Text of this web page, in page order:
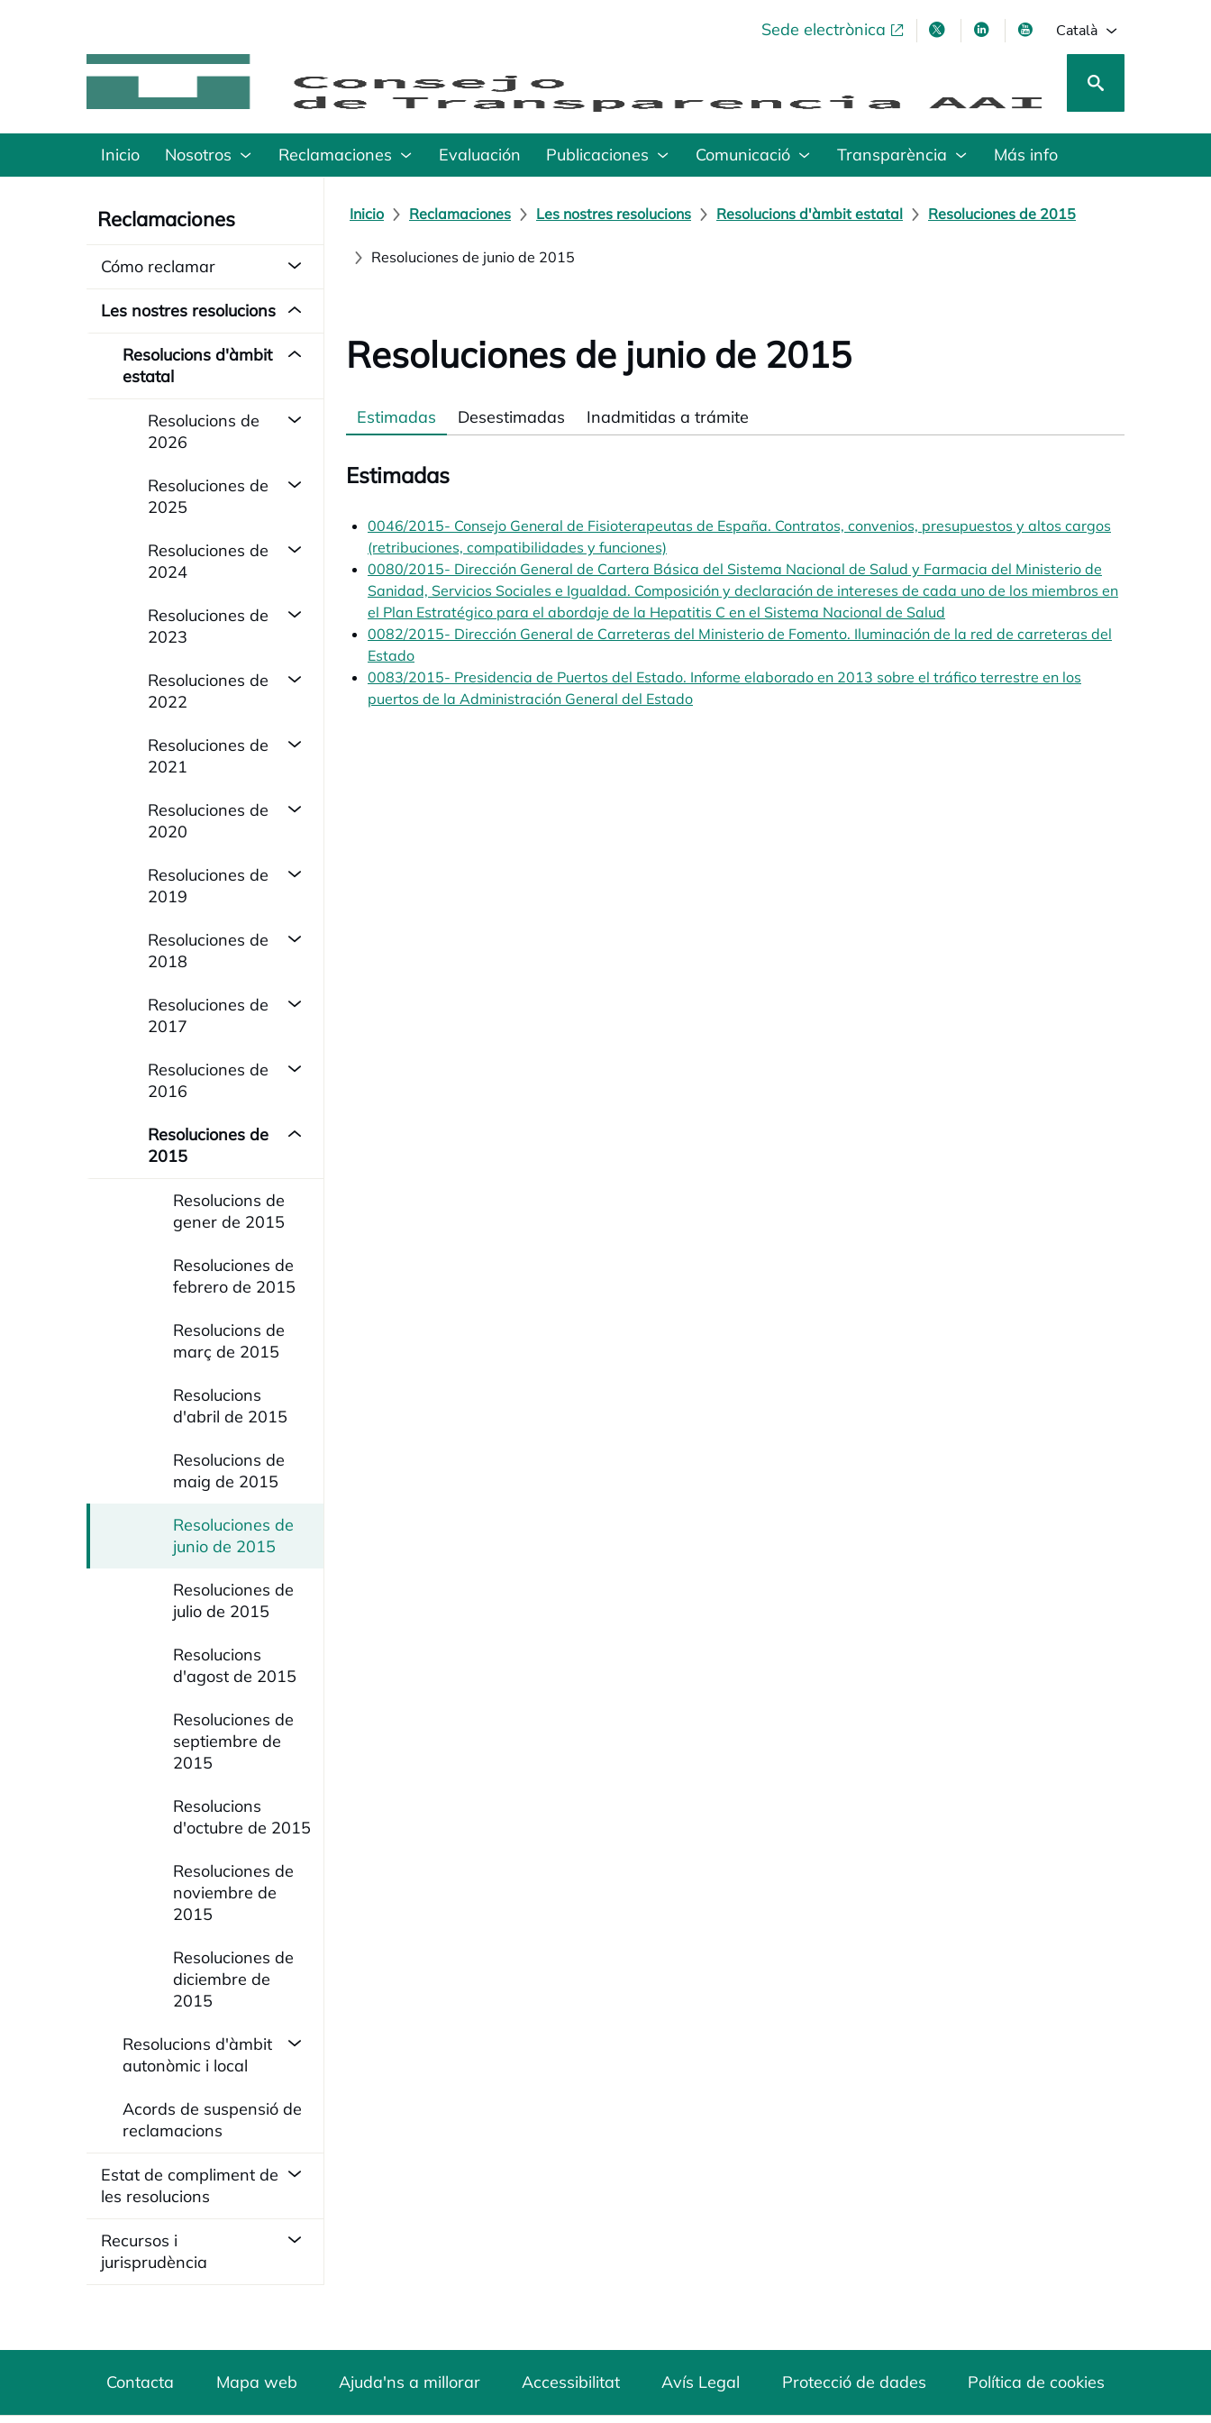
Sede electrònicaopens in a new tabopens in a new tab
opens in a new tab
opens in a new tab
Català
Inicio Nosotros Reclamaciones Evaluación Publicaciones Comunicació Transparència Más info
Reclamaciones
Cómo reclamar
Les nostres resolucions
Resolucions d'àmbit
estatal
Resolucions de
2026
Resoluciones de
2025
Resoluciones de
2024
Resoluciones de
2023
Resoluciones de
2022
Resoluciones de
2021
Resoluciones de
2020
Resoluciones de
2019
Resoluciones de
2018
Resoluciones de
2017
Resoluciones de
2016
Resoluciones de
2015
Resolucions de
gener de 2015
Resoluciones de
febrero de 2015
Resolucions de
març de 2015
Resolucions
d'abril de 2015
Resolucions de
maig de 2015
Resoluciones de
junio de 2015
Resoluciones de
julio de 2015
Resolucions
d'agost de 2015
Resoluciones de
septiembre de
2015
Resolucions
d'octubre de 2015
Resoluciones de
noviembre de
2015
Resoluciones de
diciembre de
2015
Resolucions d'àmbit
autonòmic i local
Acords de suspensió de
reclamacions
Estat de compliment de
les resolucions
Recursos i
jurisprudència
Inicio Reclamaciones Les nostres resolucions Resolucions d'àmbit estatal Resoluciones de 2015
Resoluciones de junio de 2015
Resoluciones de junio de 2015
Estimadas Desestimadas Inadmitidas a trámite
Estimadas
0046/2015- Consejo General de Fisioterapeutas de España. Contratos, convenios, presupuestos y altos cargos
(retribuciones, compatibilidades y funciones)
0080/2015- Dirección General de Cartera Básica del Sistema Nacional de Salud y Farmacia del Ministerio de
Sanidad, Servicios Sociales e Igualdad. Composición y declaración de intereses de cada uno de los miembros en
el Plan Estratégico para el abordaje de la Hepatitis C en el Sistema Nacional de Salud
0082/2015- Dirección General de Carreteras del Ministerio de Fomento. Iluminación de la red de carreteras del
Estado
0083/2015- Presidencia de Puertos del Estado. Informe elaborado en 2013 sobre el tráfico terrestre en los
puertos de la Administración General del Estado
Contacta Mapa web Ajuda'ns a millorar Accessibilitat Avís Legal Protecció de dades Política de cookies